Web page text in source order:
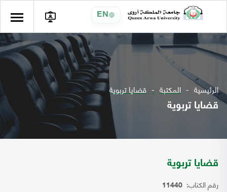
EN
الرئيسية المكتبة قضايا تربوية
قضايا تربوية
قضايا تربوية
رقم الكتاب: 11440